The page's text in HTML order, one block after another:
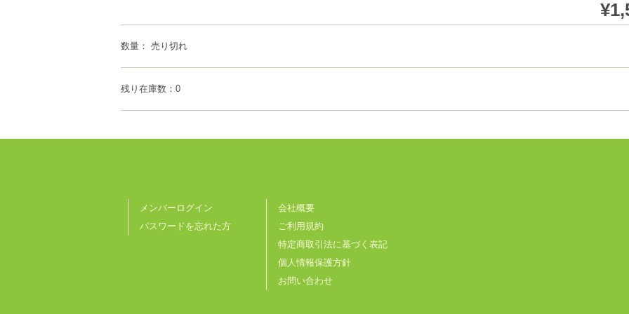
数量： 売り切れ
残り在庫数：0
メンバーログイン
パスワードを忘れた方
会社概要
ご利用規約
特定商取引法に基づく表記
個人情報保護方針
お問い合わせ